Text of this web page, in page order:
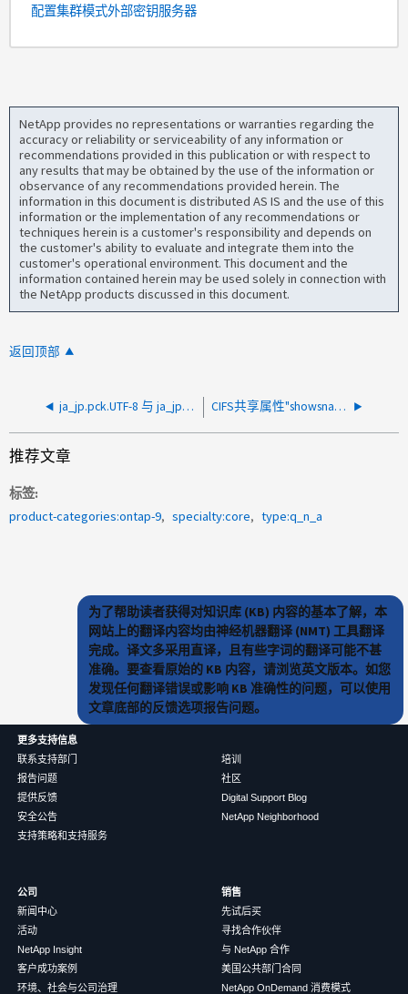
配置集群模式外部密钥服务器
NetApp provides no representations or warranties regarding the
accuracy or reliability or serviceability of any information or
recommendations provided in this publication or with respect to
any results that may be obtained by the use of the information or
observance of any recommendations provided herein. The
information in this document is distributed AS IS and the use of this
information or the implementation of any recommendations or
techniques herein is a customer's responsibility and depends on
the customer's ability to evaluate and integrate them into the
customer's operational environment. This document and the
information contained herein may be used solely in connection with
the NetApp products discussed in this document.
返回顶部
ja_jp.pck.UTF-8 与 ja_jp.pck_v2.UTF-8 有何区别？ CIFS共享属性"showsnapshot"和卷选项"-snapdir-access"之间有何区别？
推荐文章
标签
product-categories:ontap-9
specialty:core type:q_n_a
为了帮助读者获得对知识库 (KB) 内容的基本了解，本
网站上的翻译内容均由神经机器翻译 (NMT) 工具翻译
完成。译文多采用直译，且有些字词的翻译可能不甚
准确。要查看原始的 KB 内容，请浏览英文版本。如您
发现任何翻译错误或影响 KB 准确性的问题，可以使用
文章底部的反馈选项报告问题。
更多支持信息
联系支持部门
报告问题
提供反馈
安全公告
支持策略和支持服务
培训
社区
Digital Support Blog
NetApp Neighborhood
公司
新闻中心
活动
NetApp Insight
客户成功案例
环境、社会与公司治理
销售
先试后买
寻找合作伙伴
与 NetApp 合作
美国公共部门合同
NetApp OnDemand 消费模式